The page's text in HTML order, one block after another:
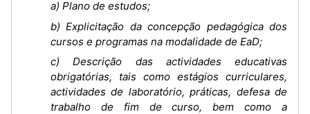
a) Plano de estudos;
b) Explicitação da concepção pedagógica dos
cursos e programas na modalidade de EaD;
c) Descrição das actividades educativas
obrigatórias, tais como estágios curriculares,
actividades de laboratório, práticas, defesa de
trabalho de fim de curso, bem como a